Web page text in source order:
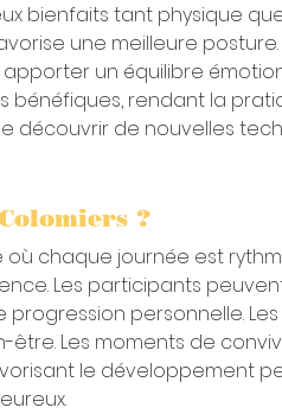
bienfaits tant physique
une meilleure
un équilibre
bénéfiques, rendant la
découvrir de nouvelles
?
chaque journée est
Les participants
personnelle.
Les moments de
le développement